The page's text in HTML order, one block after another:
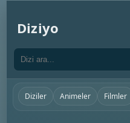
Diziyo
Diziler Animeler Filmler